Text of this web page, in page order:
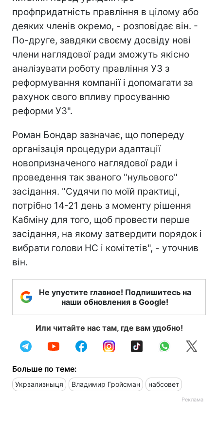
профпридатність правління в цілому або
деяких членів окремо, - розповідає він. -
По-друге, завдяки своєму досвіду нові
члени наглядової ради зможуть якісно
аналізувати роботу правління УЗ з
реформування компанії і допомагати за
рахунок свого впливу просуванню
реформи УЗ".
Роман Бондар зазначає, що попереду
організація процедури адаптації
новопризначеного наглядової ради і
проведення так званого "нульового"
засідання. "Судячи по моїй практиці,
потрібно 14-21 день з моменту рішення
Кабміну для того, щоб провести перше
засідання, на якому затвердити порядок і
вибрати голови НС і комітетів", - уточнив
він.
Не упустите главное! Подпишитесь на
наши обновления в Google!
Или читайте нас там, где вам удобно!
Больше по теме:
Укрзализныця Владимир Гройсман набсовет